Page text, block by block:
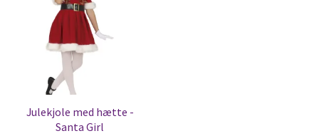
Julekjole med hætte -
Santa Girl